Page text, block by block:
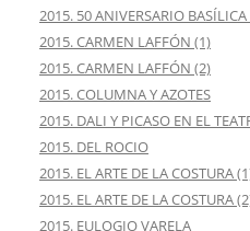
2015. 50 ANIVERSARIO
2015. CARMEN LAFFÓN (1)
2015. CARMEN LAFFÓN (2)
2015. COLUMNA Y AZOTES
2015. DALI Y PICASO EN EL
2015. DEL ROCIO
2015. EL ARTE DE LA COSTURA
2015. EL ARTE DE LA COSTURA
2015. EULOGIO VARELA